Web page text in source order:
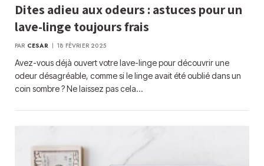
Dites adieu aux odeurs : astuces pour un
lave-linge toujours frais
PAR CESAR 18 FÉVRIER 2025
Avez-vous déjà ouvert votre lave-linge pour découvrir une
odeur désagréable, comme si le linge avait été oublié dans un
coin sombre ? Ne laissez pas cela…